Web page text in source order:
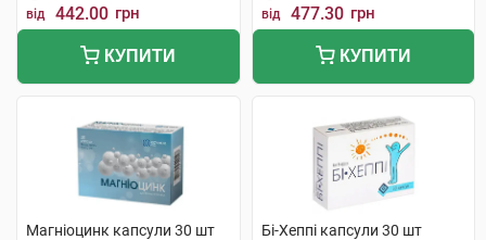
від 442.00 грн
КУПИТИ
від 477.30 грн
КУПИТИ
Магніоцинк капсули 30 шт Бі-Хеппі капсули 30 шт